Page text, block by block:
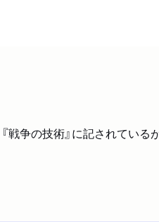
争の技術』に記されている